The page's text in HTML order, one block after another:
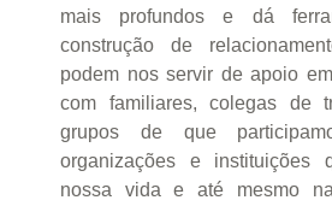
mais profundos e dá
construção de
podem nos servir de apoio
com familiares, colegas de
grupos de que
organizações e instituições
nossa vida e até mesmo